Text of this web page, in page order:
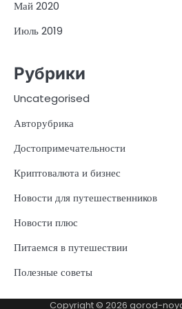
Май 2020
Июль 2019
Рубрики
Uncategorised
Авторубрика
Достопримечательности
Криптовалюта и бизнес
Новости для путешественников
Новости плюс
Питаемся в путешествии
Полезные советы
Copyright © 2026 gorod-